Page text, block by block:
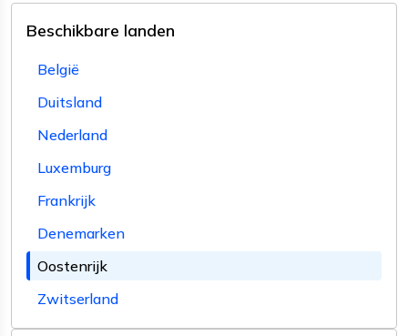
Beschikbare landen
België
Duitsland
Nederland
Luxemburg
Frankrijk
Denemarken
Oostenrijk
Zwitserland